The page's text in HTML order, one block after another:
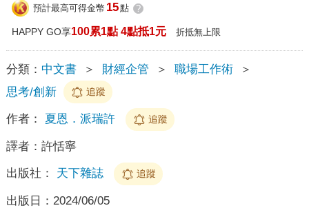
預計最高可得金幣 15點 ?
HAPPY GO享100累1點 4點抵1元 折抵無上限
分類： 中文書 ＞ 財經企管 ＞ 職場工作術
＞
思考/創新
追蹤
作者： 夏恩．派瑞許 追蹤
譯者： 許恬寧
出版社： 天下雜誌 追蹤
出版日： 2024/06/05